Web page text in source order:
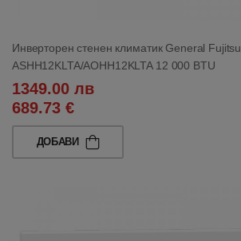
Инверторен стенен климатик General Fujitsu
ASHH12KLTA/AOHH12KLTA 12 000 BTU
1349.00 лв
689.73 €
ДОБАВИ